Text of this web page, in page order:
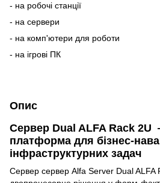
- на робочі станції
- на сервери
- на комп'ютери для роботи
- на ігрові ПК
Опис
Сервер Dual ALFA Rack
платформа для бізнес-
інфраструктурних задач
Сервер сервер Alfa Server Dual